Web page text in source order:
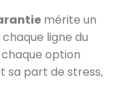
mérite un
ligne du
option
sa part de stress,